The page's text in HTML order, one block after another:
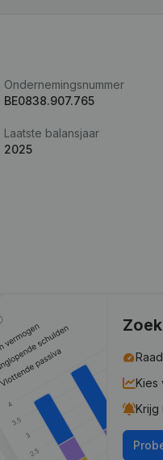
Ondernemingsnummer
BE0838.907.765
Laatste balansjaar
2025
Kies
Krijg